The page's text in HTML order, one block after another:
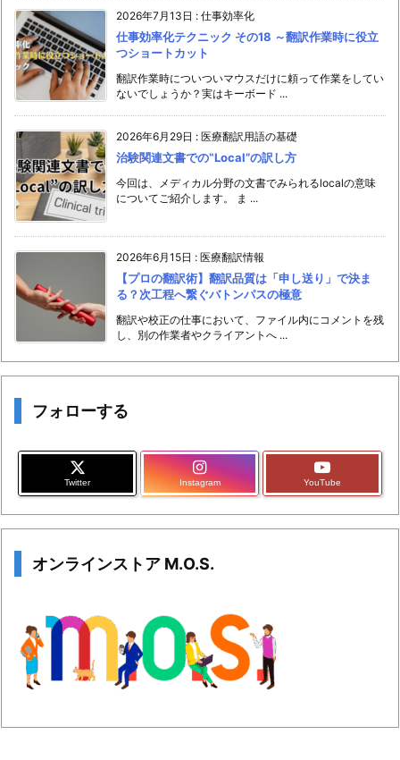
2026年7月13日 : 仕事効率化
仕事効率化テクニック その18 ～翻訳作業時に役立
つショートカット
翻訳作業時についついマウスだけに頼って作業をしてい
ないでしょうか？実はキーボード ...
2026年6月29日 : 医療翻訳用語の基礎
治験関連文書での‟Local”の訳し方
今回は、メディカル分野の文書でみられるlocalの意味
についてご紹介します。 ま ...
2026年6月15日 : 医療翻訳情報
【プロの翻訳術】翻訳品質は「申し送り」で決ま
る？次工程へ繋ぐバトンパスの極意
翻訳や校正の仕事において、ファイル内にコメントを残
し、別の作業者やクライアントへ ...
フォローする
Twitter Instagram YouTube
オンラインストア M.O.S.